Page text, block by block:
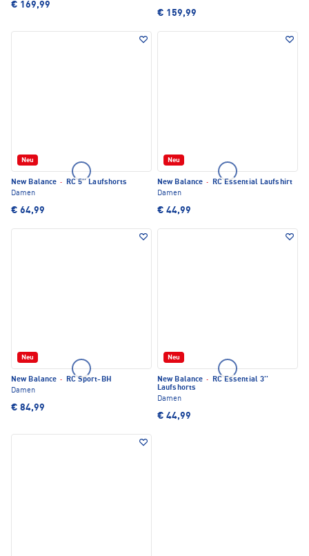
€ 169,99
€ 159,99
Neu
New Balance ·
RC 5'' Laufshorts
Damen
€ 64,99
Neu
New Balance ·
RC Essential Laufshirt
Damen
€ 44,99
Neu
New Balance ·
RC Sport-BH
Damen
€ 84,99
Neu
New Balance ·
RC Essential 3''
Laufshorts
Damen
€ 44,99